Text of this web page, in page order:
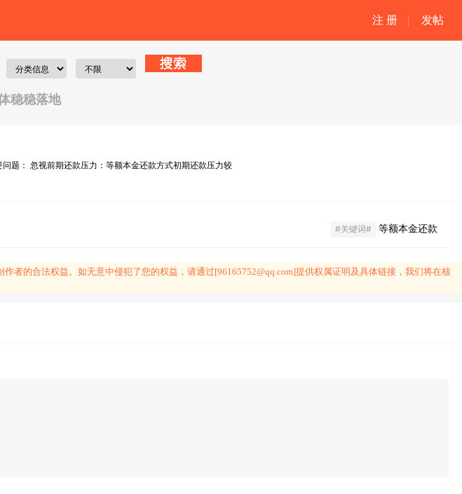
发帖
注 册
稳稳落地
题： 忽视前期还款压力：等额本金还款方式初期还款压力较
#关键词# 等额本金还款
的合法权益。如无意中侵犯了您的权益，请通过[96165752@qq.com]提供权属证明及具体链接，我们将在核